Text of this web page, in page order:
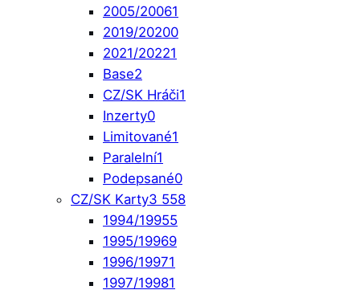
2005/20061
2019/20200
2021/20221
Base2
CZ/SK Hráči1
Inzerty0
Limitované1
Paralelní1
Podepsané0
CZ/SK Karty3 558
1994/19955
1995/19969
1996/19971
1997/19981